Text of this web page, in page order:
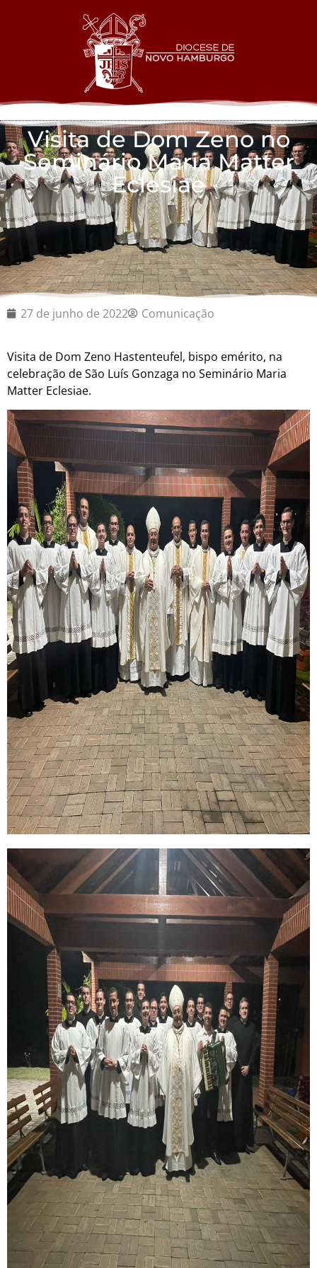
Visita de Dom Zeno no
Seminário Maria Matter
Eclesiae
27 de junho de 2022 Comunicação
Visita de Dom Zeno Hastenteufel, bispo emérito, na
celebração de São Luís Gonzaga no Seminário Maria
Matter Eclesiae.